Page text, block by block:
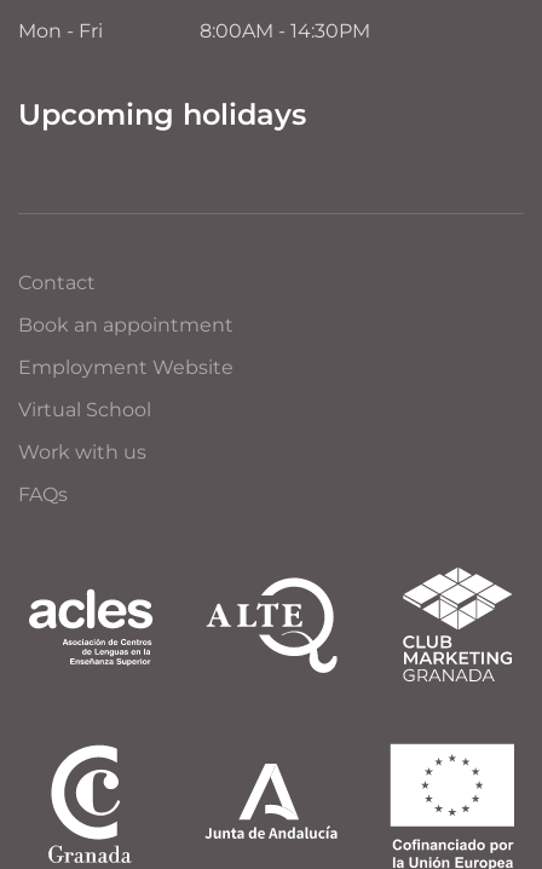
Mon - Fri 8:00AM - 14:30PM
Upcoming holidays
Contact
Book an appointment
Employment Website
Virtual School
Work with us
FAQs